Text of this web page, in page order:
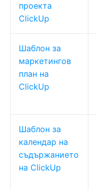
проекта
ClickUp
Шаблон за
маркетингов
план на
ClickUp
Шаблон за
календар на
съдържанието
на ClickUp